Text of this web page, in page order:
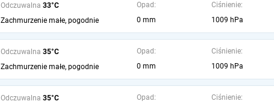
Odczuwalna 33°C
Zachmurzenie małe, pogodnie
Opad:
0 mm
Ciśnienie:
1009 hPa
Odczuwalna 35°C
Zachmurzenie małe, pogodnie
Opad:
0 mm
Ciśnienie:
1009 hPa
Odczuwalna 35°C Opad: Ciśnienie: